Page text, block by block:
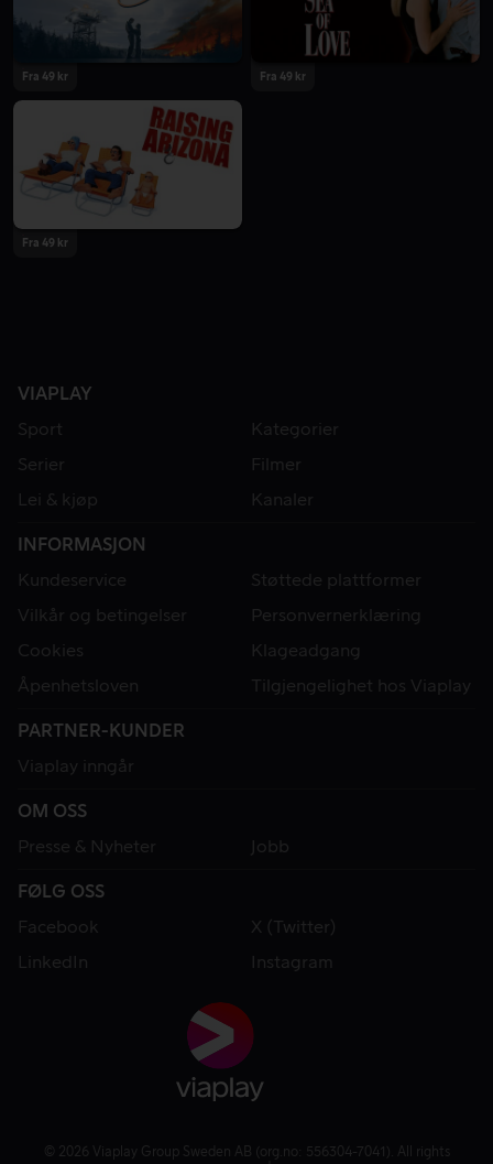
Fra 49 kr Fra 49 kr
Fra 49 kr
VIAPLAY
Sport
Kategorier
Serier
Filmer
Lei & kjøp
Kanaler
INFORMASJON
Kundeservice
Støttede plattformer
Vilkår og betingelser
Personvernerklæring
Cookies
Klageadgang
Åpenhetsloven
Tilgjengelighet hos Viaplay
PARTNER-KUNDER
Viaplay inngår
OM OSS
Presse & Nyheter
Jobb
FØLG OSS
Facebook
X (Twitter)
LinkedIn
Instagram
© 2026 Viaplay Group Sweden AB (org.no: 556304-7041). All rights